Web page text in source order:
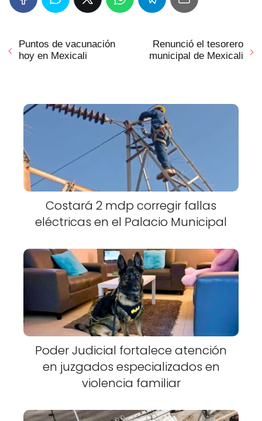
Puntos de vacunación
hoy en Mexicali
Renunció el tesorero
municipal de Mexicali
Costará 2 mdp corregir fallas
eléctricas en el Palacio Municipal
Poder Judicial fortalece atención
en juzgados especializados en
violencia familiar